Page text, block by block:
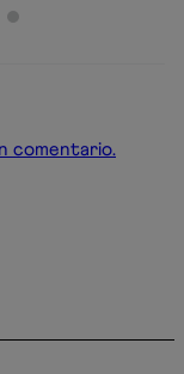
comentario.